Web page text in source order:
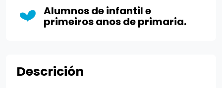
Descrición
Alumnos de infantil e
primeiros anos de primaria.